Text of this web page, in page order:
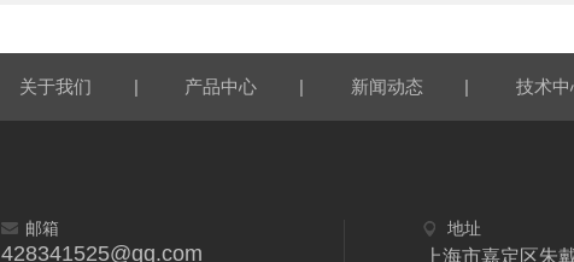
关于我们 | 产品中心 | 新闻动态 | 技术中
邮箱
428341525@qq.com
地址
上海市嘉定区朱